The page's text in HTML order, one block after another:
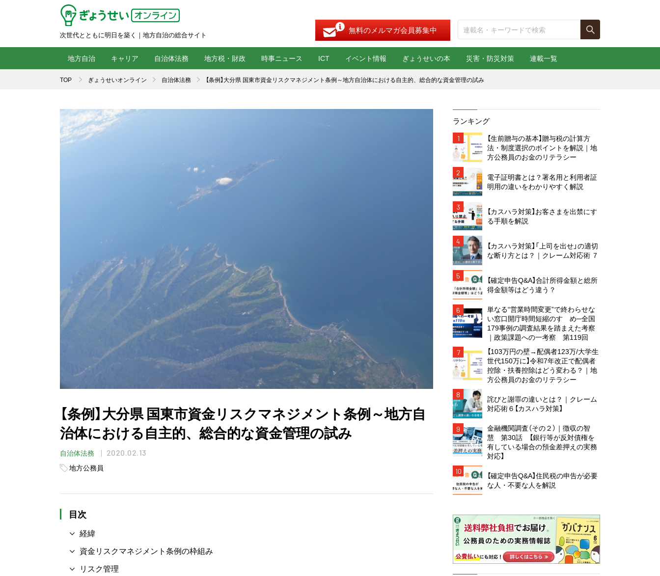
次世代とともに明日を築く｜地方自治の総合サイト 無料のメルマガ会員募集中
地方自治 キャリア 自治体法務 地方税・財政 時事ニュース ICT イベント情報 ぎょうせいの本 災害・防災対策 連載一覧
TOP ぎょうせいオンライン 自治体法務 【条例】大分県 国東市資金リスクマネジメント条例～地方自治体における自主的、総合的な資金管理の試み
【条例】大分県 国東市資金リスクマネジメント条例～地方自
治体における自主的、総合的な資金管理の試み
自治体法務 2020.02.13
地方公務員
目次
経緯
資金リスクマネジメント条例の枠組み
リスク管理
ランキング
1
【生前贈与の基本】贈与税の計算方
法・制度選択のポイントを解説｜地
方公務員のお金のリテラシー
2
電子証明書とは？署名用と利用者証
明用の違いをわかりやすく解説
3
【カスハラ対策】お客さまを出禁にす
る手順を解説
4
【カスハラ対策】「上司を出せ」の適切
な断り方とは？｜クレーム対応術 ７
5
【確定申告Q&A】合計所得金額と総所
得金額等はどう違う？
6
単なる“営業時間変更”で終わらせな
い窓口開庁時間短縮のすゝめ─全国
179事例の調査結果を踏まえた考察
｜政策課題への一考察 第119回
7
【103万円の壁→配偶者123万/大学生
世代150万に】令和7年改正で配偶者
控除・扶養控除はどう変わる？｜地
方公務員のお金のリテラシー
8
詫びと謝罪の違いとは？｜クレーム
対応術６【カスハラ対策】
9
金融機関調査（その２）｜徴収の智
慧 第30話 【銀行等が反対債権を
有している場合の預金差押えの実務
対応】
10
【確定申告Q&A】住民税の申告が必要
な人・不要な人を解説